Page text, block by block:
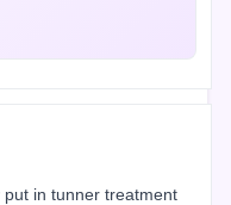
in tunner treatment